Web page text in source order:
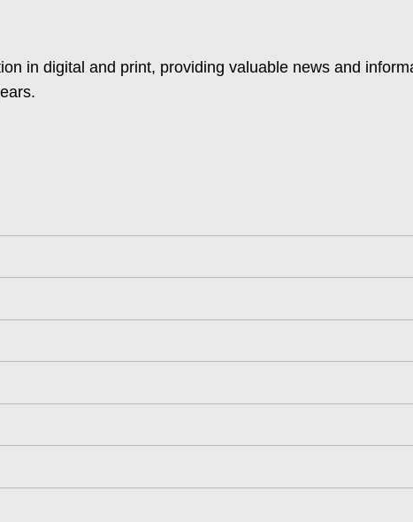
in digital and print, providing valuable news and